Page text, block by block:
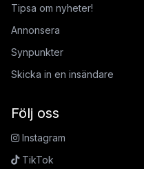
Tipsa om nyheter!
Annonsera
Synpunkter
Skicka in en insändare
Följ oss
Instagram
TikTok